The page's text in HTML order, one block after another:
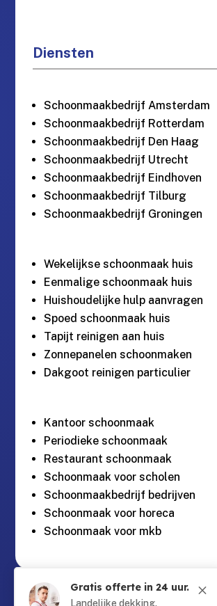
Diensten
Schoonmaakbedrijf Amsterdam
Schoonmaakbedrijf Rotterdam
Schoonmaakbedrijf Den Haag
Schoonmaakbedrijf Utrecht
Schoonmaakbedrijf Eindhoven
Schoonmaakbedrijf Tilburg
Schoonmaakbedrijf Groningen
Wekelijkse schoonmaak huis
Eenmalige schoonmaak huis
Huishoudelijke hulp aanvragen
Spoed schoonmaak huis
Tapijt reinigen aan huis
Zonnepanelen schoonmaken
Dakgoot reinigen particulier
Kantoor schoonmaak
Periodieke schoonmaak
Restaurant schoonmaak
Schoonmaak voor scholen
Schoonmaakbedrijf bedrijven
Schoonmaak voor horeca
Schoonmaak voor mkb

Guntersteinweg 377,
2531KA Den Haag
M
Gratis offerte in 24 uur.
Landelijke dekking.